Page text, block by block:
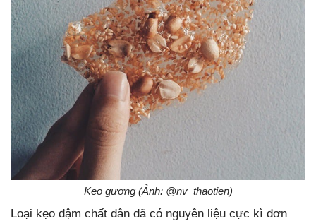
Kẹo gương (Ảnh: @nv_thaotien)
Loại kẹo đậm chất dân dã có nguyên liệu cực kì đơn